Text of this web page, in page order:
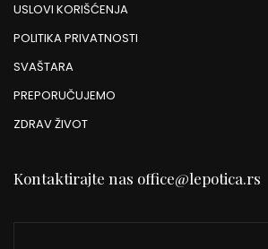
USLOVI KORIŠĆENJA
POLITIKA PRIVATNOSTI
SVAŠTARA
PREPORUČUJEMO
ZDRAV ŽIVOT
Kontaktirajte nas office@lepotica.rs